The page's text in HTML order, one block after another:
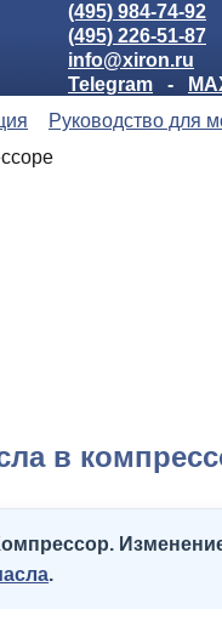
(495) 984-74-92
(495) 226-51-87
info@xiron.ru
Telegram
-
Руководство для
в
.